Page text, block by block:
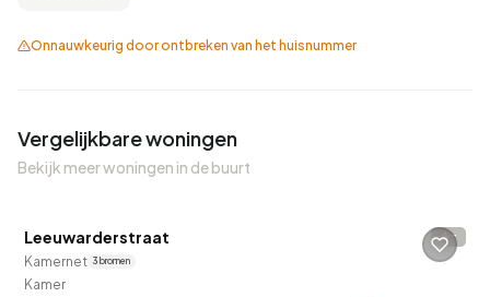
Onnauwkeurig door ontbreken van het huisnummer
Vergelijkbare woningen
Bekijk meer woningen in de buurt
QUICKLANE™
Betaald reageren
Leeuwarderstraat -
Kamernet 3 bronnen
Kamer